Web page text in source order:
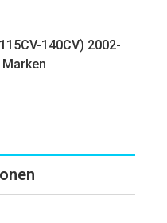
140CV) 2002-
Marken